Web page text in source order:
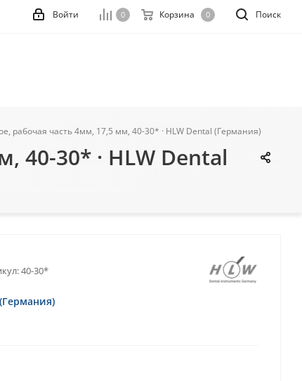
Поиск
0 Корзина 0
Войти
рабочая часть 4мм, 17,5 мм, 40-30* · HLW Dental (Германия)
40-30* · HLW Dental
40-30*